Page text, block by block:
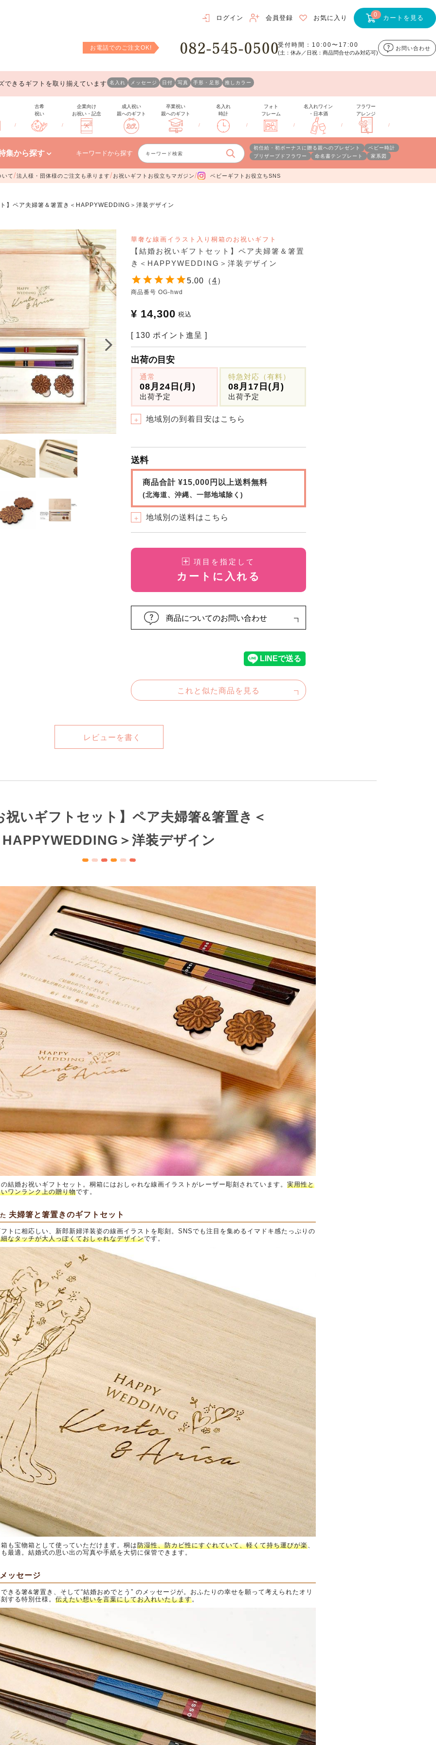
ログイン 会員登録 お気に入り 0 カートを見る
お電話でのご注文OK! 受付時間：10:00〜17:00
(土：休み／日祝：商品問合せのみ対応可)
お問い合わせ
できるギフトを取り揃えています 名入れ メッセージ 日付 写真 手形・足形 推しカラー
/
古希
祝い
/
企業向け
お祝い・記念
成人祝い
親へのギフト
卒業祝い
親へのギフト
/
名入れ
時計
/
フォト
フレーム
/
名入れワイン
・日本酒
/
フラワー
アレンジ
/
集から探す キーワードから探す
初任給・初ボーナスに贈る親へのプレゼント
ベビー時計
プリザーブドフラワー
命名書テンプレート 家系図
いて/法人様・団体様のご注文も承ります/ お祝いギフトお役立ちマガジン/ ベビーギフトお役立ちSNS
】ペア夫婦箸＆箸置き＜HAPPYWEDDING＞洋装デザイン
華奢な線画イラスト入り桐箱のお祝いギフト
【結婚お祝いギフトセット】ペア夫婦箸＆箸置
き＜HAPPYWEDDING＞洋装デザイン
5.00 （4）
商品番号 OG-hwd
¥ 14,300 税込
[ 130 ポイント進呈 ]
出荷の目安
通常
08月24日(月)
出荷予定
特急対応（有料）
08月17日(月)
出荷予定
＋ 地域別の到着目安はこちら
送料
商品合計 ¥15,000円以上送料無料
(北海道、沖縄、一部地域除く)
＋ 地域別の送料はこちら
項目を指定して
カートに入れる
商品についてのお問い合わせ
これと似た商品を見る
レビューを書く
祝いギフトセット】ペア夫婦箸&箸置き＜
HAPPYWEDDING＞洋装デザイン
結婚お祝いギフトセット。桐箱にはおしゃれな線画イラストがレーザー彫刻されています。 実用性と
ワンランク上の贈り物です。
夫婦箸と箸置きのギフトセット
トに相応しい、新郎新婦洋装姿の線画イラストを彫刻。SNSでも注目を集めるイマドキ感たっぷりの
なタッチが大人っぽくておしゃれなデザインです。
も宝物箱として使っていただけます。桐は防湿性、防カビ性にすぐれていて、軽くて持ち運びが楽、
最適。結婚式の思い出の写真や手紙を大切に保管できます。
ッセージ
きる箸&箸置き、そして“結婚おめでとう” のメッセージが。おふたりの幸せを願って考えられたオリ
する特別仕様。 伝えたい想いを言葉にしてお入れいたします。